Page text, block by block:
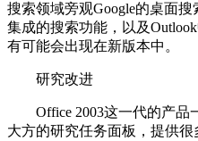
搜索领域旁观Google的桌面
集成的搜索功能，以及
有可能会出现在新版本中。
研究改进
Office 2003这一代的产
大方的研究任务面板，提供